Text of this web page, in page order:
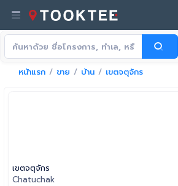
หน้าแรก ขาย บ้าน เขตจตุจักร
เขตจตุจักร
Chatuchak